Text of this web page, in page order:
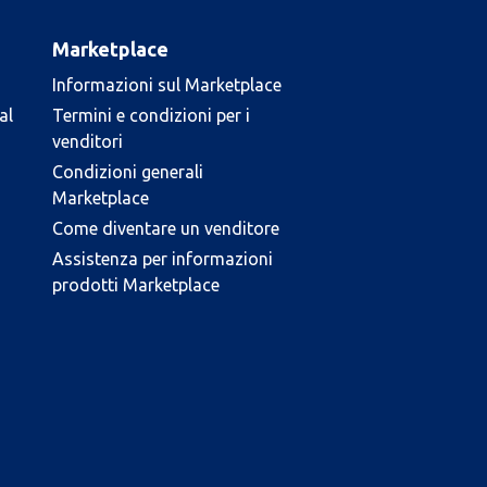
Marketplace
Informazioni sul Marketplace
Termini e condizioni per i
venditori
Condizioni generali
Marketplace
Come diventare un venditore
Assistenza per informazioni
prodotti Marketplace